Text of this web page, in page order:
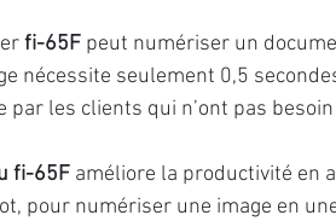
fi-65F peut numériser un
nécessite seulement 0,5
par les clients qui n’ont pas
fi-65F améliore la productivité en
pour numériser une image en